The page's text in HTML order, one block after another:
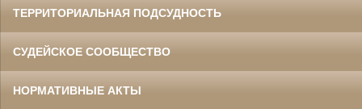
ТЕРРИТОРИАЛЬНАЯ ПОДСУДНОСТЬ
СУДЕЙСКОЕ СООБЩЕСТВО
НОРМАТИВНЫЕ АКТЫ